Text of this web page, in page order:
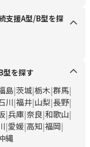
支援A型/B型を探
型を探す
島 茨城 栃木 群馬
川 福井 山梨 長野
兵庫 奈良 和歌山
愛媛 高知 福岡
縄